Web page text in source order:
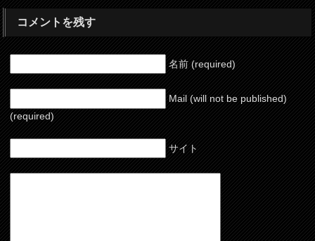
コメントを残す
名前 (required)
Mail (will not be published)
(required)
サイト